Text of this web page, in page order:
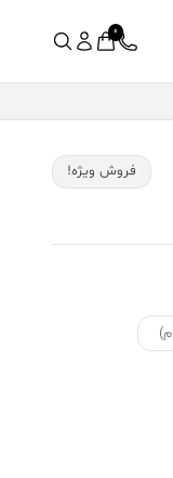
0
فروش ویژه!